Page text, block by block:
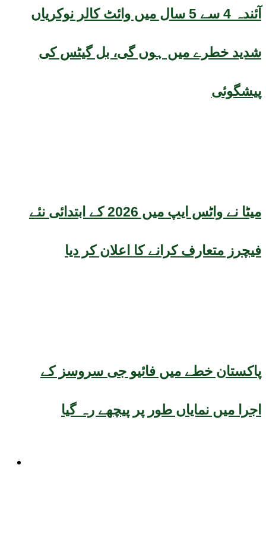
آئندہ 4 سے 5 سال میں وائٹ کالر نوکریاں
شدید خطرے میں ہوں گی، بل گیٹس کی
پیشگوئی
میٹا نے واٹس ایپ میں 2026 کے ابتدائی نئے
فیچرز متعارف کرانے کا اعلان کر دیا
پاکستان خطے میں فائیو جی سروسز کے
اجرا میں نمایاں طور پر پیچھے رہ گیا